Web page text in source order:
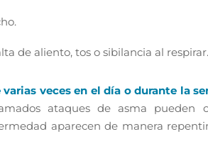
de aliento, tos o sibilancia al respirar.
veces en el día o durante la
ataques de asma pueden
aparecen de manera